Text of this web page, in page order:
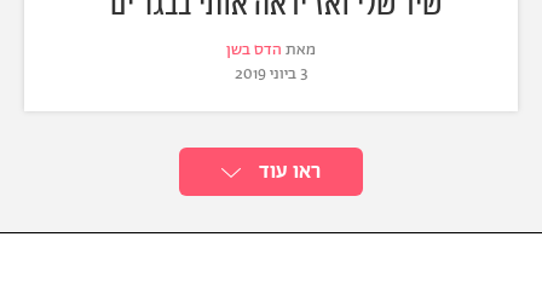
מאת הדס בשן
3 ביוני 2019
ראו עוד